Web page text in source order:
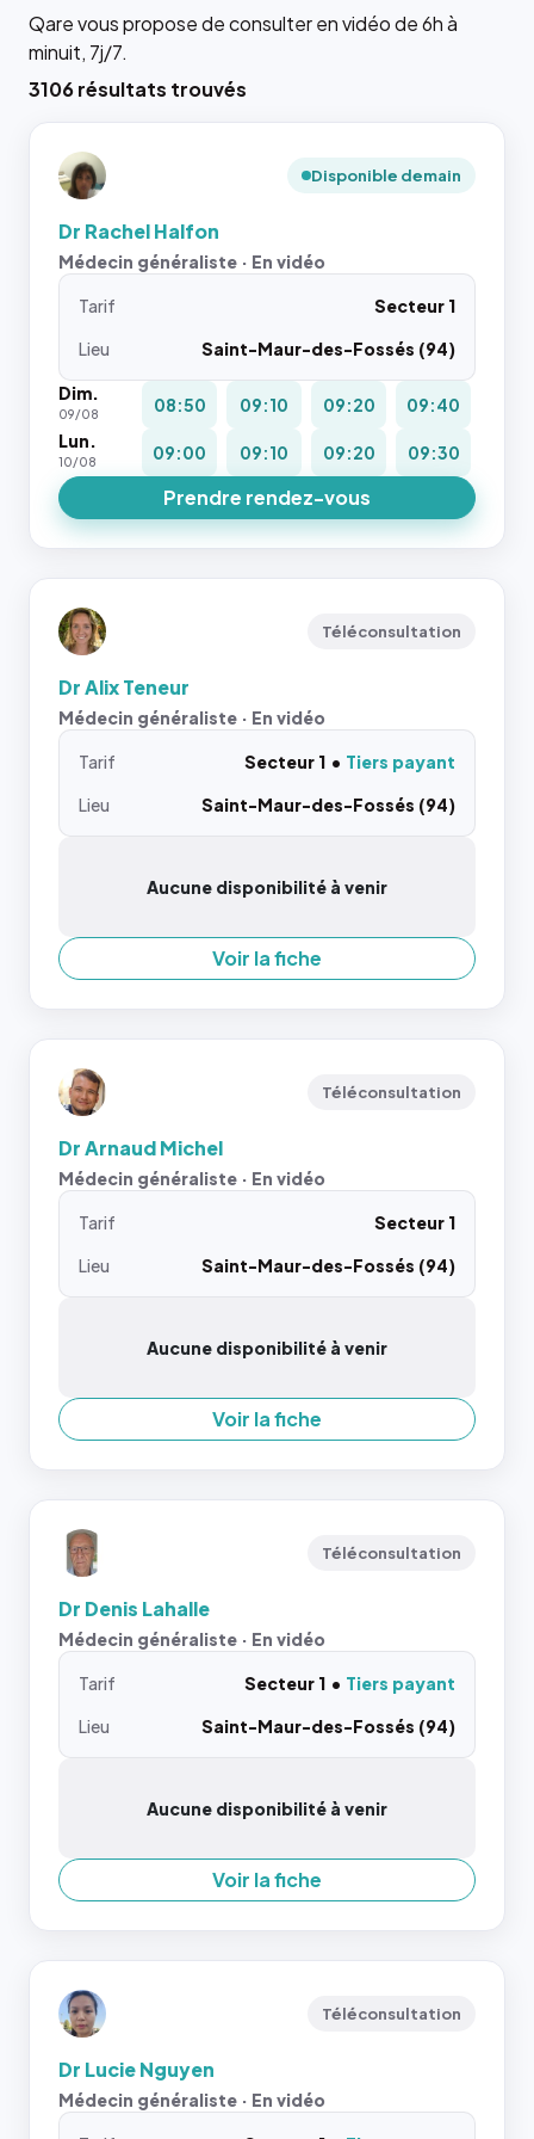
Qare vous propose de consulter en vidéo de 6h à
minuit, 7j/7.
3106 résultats trouvés
Disponible demain
Dr Rachel Halfon
Médecin généraliste · En vidéo
Tarif
Secteur 1
Lieu
Saint-Maur-des-Fossés (94)
Dim.
09/08 08:50 09:10 09:20
09:40
Lun.
10/08 09:00 09:10 09:20 09:30
Prendre rendez-vous
Téléconsultation
Dr Alix Teneur
Médecin généraliste · En vidéo
Tarif Secteur 1
Tiers payant
Lieu
Saint-Maur-des-Fossés (94)
Aucune disponibilité à venir
Voir la fiche
Téléconsultation
Dr Arnaud Michel
Médecin généraliste · En vidéo
Tarif
Secteur 1
Lieu
Saint-Maur-des-Fossés (94)
Aucune disponibilité à venir
Voir la fiche
Téléconsultation
Dr Denis Lahalle
Médecin généraliste · En vidéo
Tarif Secteur 1
Tiers payant
Lieu
Saint-Maur-des-Fossés (94)
Aucune disponibilité à venir
Voir la fiche
Téléconsultation
Dr Lucie Nguyen
Médecin généraliste · En vidéo